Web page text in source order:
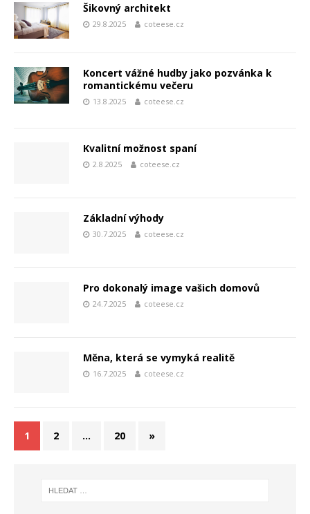
Šikovný architekt
29.8.2025 coteese.cz
Koncert vážné hudby jako pozvánka k
romantickému večeru
13.8.2025 coteese.cz
Kvalitní možnost spaní
2.8.2025 coteese.cz
Základní výhody
30.7.2025 coteese.cz
Pro dokonalý image vašich domovů
24.7.2025 coteese.cz
Měna, která se vymyká realitě
16.7.2025 coteese.cz
1 2 … 20 »